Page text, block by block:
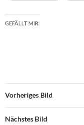
GEFÄLLT MIR:
Vorheriges Bild
Nächstes Bild